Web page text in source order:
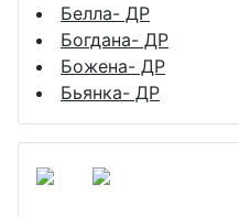
Белла- ДР
Богдана- ДР
Божена- ДР
Бьянка- ДР